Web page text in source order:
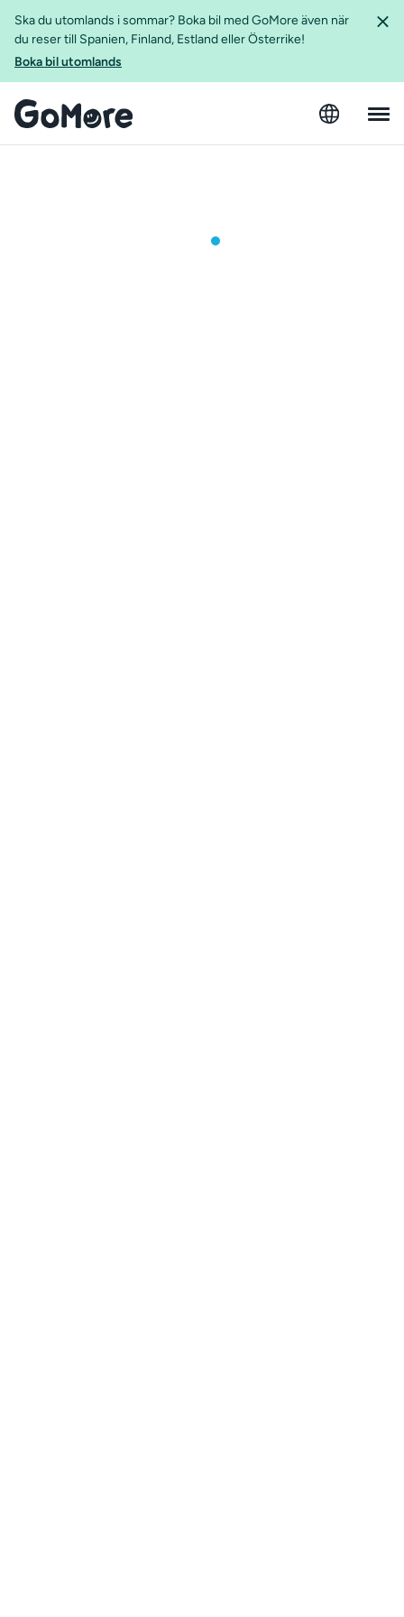
Ska du utomlands i sommar? Boka bil med GoMore även när
du reser till Spanien, Finland, Estland eller Österrike!
Boka bil utomlands